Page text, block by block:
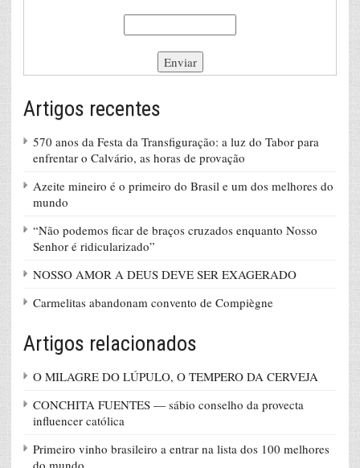
Artigos recentes
570 anos da Festa da Transfiguração: a luz do Tabor para
enfrentar o Calvário, as horas de provação
Azeite mineiro é o primeiro do Brasil e um dos melhores do
mundo
“Não podemos ficar de braços cruzados enquanto Nosso
Senhor é ridicularizado”
NOSSO AMOR A DEUS DEVE SER EXAGERADO
Carmelitas abandonam convento de Compiègne
Artigos relacionados
O MILAGRE DO LÚPULO, O TEMPERO DA CERVEJA
CONCHITA FUENTES — sábio conselho da provecta
influencer católica
Primeiro vinho brasileiro a entrar na lista dos 100 melhores